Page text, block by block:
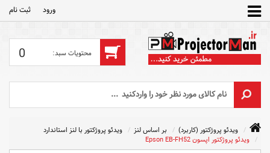
ورود ثبت‌ نام
0
ویدئو پروژکتور (کاربرد) بر اساس لنز
ویدئو پروژکتور با لنز استاندارد
ویدئو پروژکتور اپسون Epson EB-FH52